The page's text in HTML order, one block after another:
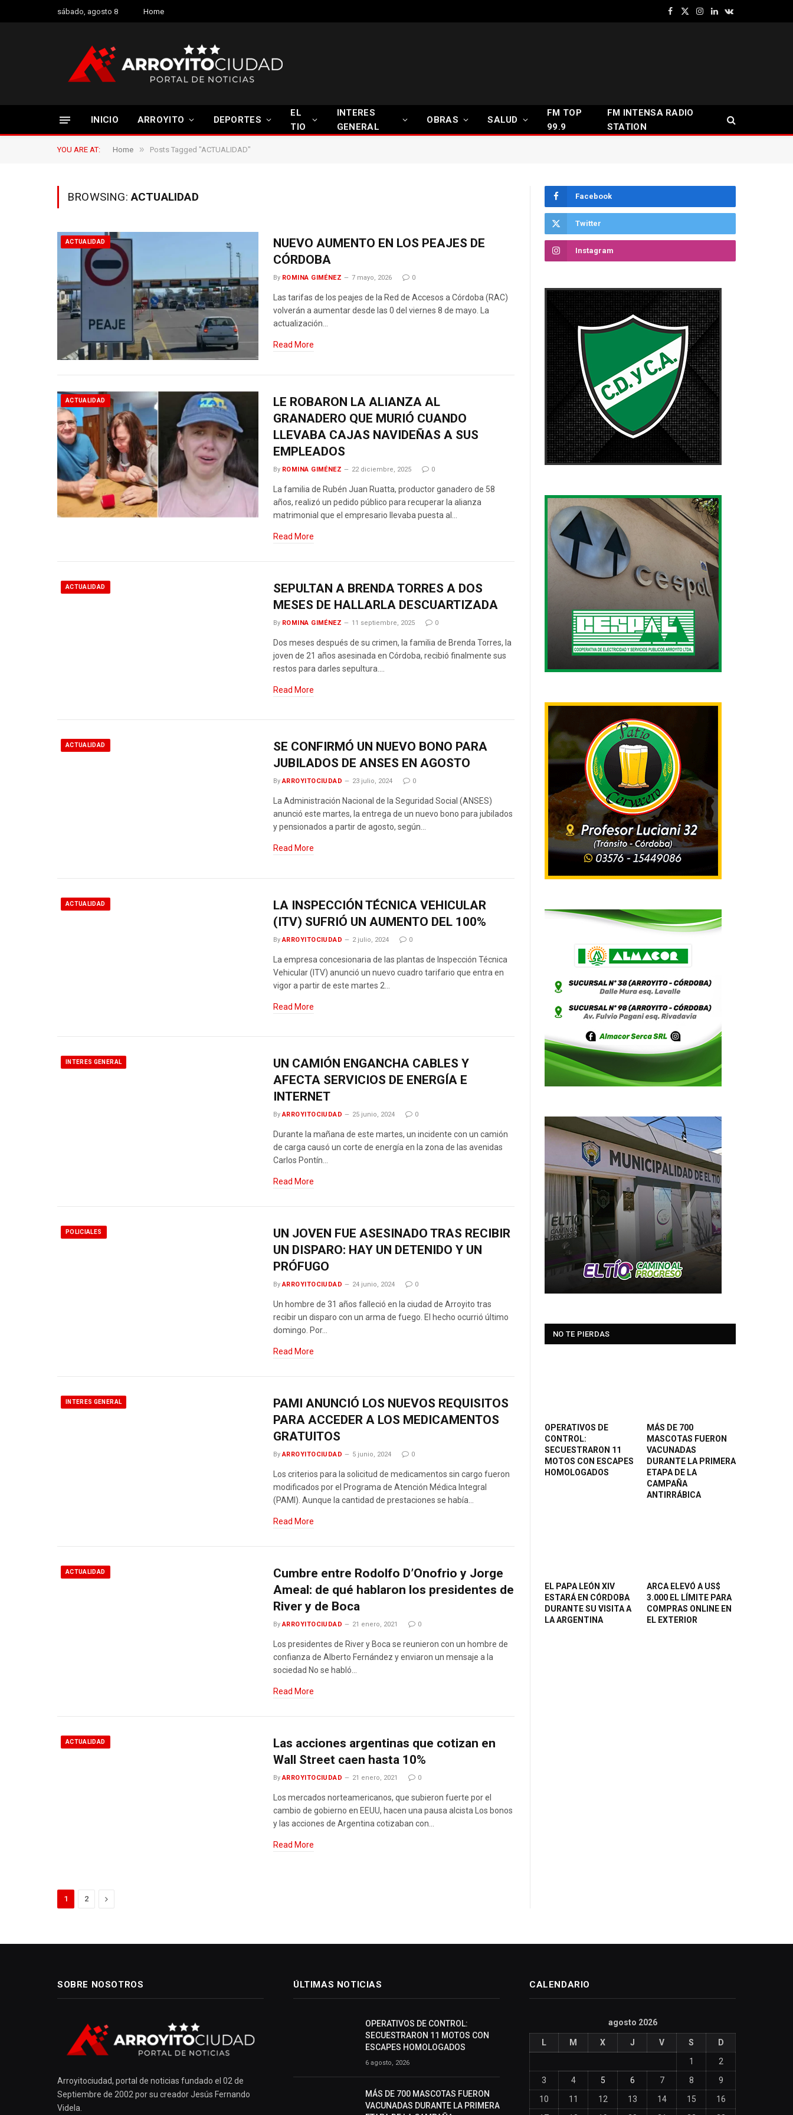
sábado, agosto 8 Home
Facebook
X
Instagram
LinkedInVKontakte
INICIO ARROYITO DEPORTES
EL
TIO
INTERES
GENERAL
OBRAS SALUD
FM TOP
99.9
FM INTENSA RADIO
STATION
YOU ARE AT: Home » Posts Tagged "ACTUALIDAD"
BROWSING:ACTUALIDAD
ACTUALIDAD
NUEVO AUMENTO EN LOS PEAJES DE
CÓRDOBA
By ROMINA GIMÉNEZ 7 mayo, 2026 0
Las tarifas de los peajes de la Red de Accesos a Córdoba (RAC)
volverán a aumentar desde las 0 del viernes 8 de mayo. La
actualización…
Read More
ACTUALIDAD
LE ROBARON LA ALIANZA AL
GRANADERO QUE MURIÓ CUANDO
LLEVABA CAJAS NAVIDEÑAS A SUS
EMPLEADOS
By ROMINA GIMÉNEZ 22 diciembre, 2025 0
La familia de Rubén Juan Ruatta, productor ganadero de 58
años, realizó un pedido público para recuperar la alianza
matrimonial que el empresario llevaba puesta al…
Read More
ACTUALIDAD
SEPULTAN A BRENDA TORRES A DOS
MESES DE HALLARLA DESCUARTIZADA
By ROMINA GIMÉNEZ 11 septiembre, 2025 0
Dos meses después de su crimen, la familia de Brenda Torres, la
joven de 21 años asesinada en Córdoba, recibió finalmente sus
restos para darles sepultura.…
Read More
ACTUALIDAD
SE CONFIRMÓ UN NUEVO BONO PARA
JUBILADOS DE ANSES EN AGOSTO
By ARROYITOCIUDAD 23 julio, 2024 0
La Administración Nacional de la Seguridad Social (ANSES)
anunció este martes, la entrega de un nuevo bono para jubilados
y pensionados a partir de agosto, según…
Read More
ACTUALIDAD
LA INSPECCIÓN TÉCNICA VEHICULAR
(ITV) SUFRIÓ UN AUMENTO DEL 100%
By ARROYITOCIUDAD 2 julio, 2024 0
La empresa concesionaria de las plantas de Inspección Técnica
Vehicular (ITV) anunció un nuevo cuadro tarifario que entra en
vigor a partir de este martes 2…
Read More
INTERES GENERAL
UN CAMIÓN ENGANCHA CABLES Y
AFECTA SERVICIOS DE ENERGÍA E
INTERNET
By ARROYITOCIUDAD 25 junio, 2024 0
Durante la mañana de este martes, un incidente con un camión
de carga causó un corte de energía en la zona de las avenidas
Carlos Pontín…
Read More
POLICIALES
UN JOVEN FUE ASESINADO TRAS RECIBIR
UN DISPARO: HAY UN DETENIDO Y UN
PRÓFUGO
By ARROYITOCIUDAD 24 junio, 2024 0
Un hombre de 31 años falleció en la ciudad de Arroyito tras
recibir un disparo con un arma de fuego. El hecho ocurrió último
domingo. Por…
Read More
INTERES GENERAL
PAMI ANUNCIÓ LOS NUEVOS REQUISITOS
PARA ACCEDER A LOS MEDICAMENTOS
GRATUITOS
By ARROYITOCIUDAD 5 junio, 2024 0
Los criterios para la solicitud de medicamentos sin cargo fueron
modificados por el Programa de Atención Médica Integral
(PAMI). Aunque la cantidad de prestaciones se había…
Read More
ACTUALIDAD
Cumbre entre Rodolfo D’Onofrio y Jorge
Ameal: de qué hablaron los presidentes de
River y de Boca
By ARROYITOCIUDAD 21 enero, 2021 0
Los presidentes de River y Boca se reunieron con un hombre de
confianza de Alberto Fernández y enviaron un mensaje a la
sociedad No se habló…
Read More
ACTUALIDAD
Las acciones argentinas que cotizan en
Wall Street caen hasta 10%
By ARROYITOCIUDAD 21 enero, 2021 0
Los mercados norteamericanos, que subieron fuerte por el
cambio de gobierno en EEUU, hacen una pausa alcista Los bonos
y las acciones de Argentina cotizaban con…
Read More
1 2 Next
Facebook
Twitter
Instagram
NO TE PIERDAS
OPERATIVOS DE
CONTROL:
SECUESTRARON 11
MOTOS CON ESCAPES
HOMOLOGADOS
MÁS DE 700
MASCOTAS FUERON
VACUNADAS
DURANTE LA PRIMERA
ETAPA DE LA
CAMPAÑA
ANTIRRÁBICA
EL PAPA LEÓN XIV
ESTARÁ EN CÓRDOBA
DURANTE SU VISITA A
LA ARGENTINA
ARCA ELEVÓ A US$
3.000 EL LÍMITE PARA
COMPRAS ONLINE EN
EL EXTERIOR
SOBRE NOSOTROS
Arroyitociudad, portal de noticias fundado el 02 de
Septiembre de 2002 por su creador Jesús Fernando
Videla.
ÚLTIMAS NOTICIAS
OPERATIVOS DE CONTROL:
SECUESTRARON 11 MOTOS CON
ESCAPES HOMOLOGADOS
6 agosto, 2026
MÁS DE 700 MASCOTAS FUERON
VACUNADAS DURANTE LA PRIMERA
CALENDARIO
agosto 2026
L M X J V S
D
1
2
3
4 5 6 7 8
9
10
11 12 13 14 15
16